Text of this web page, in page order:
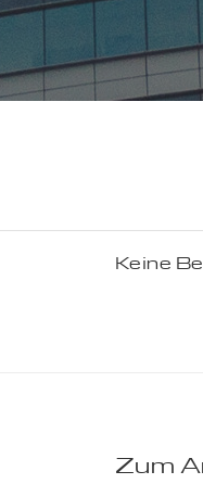
Keine
Zum